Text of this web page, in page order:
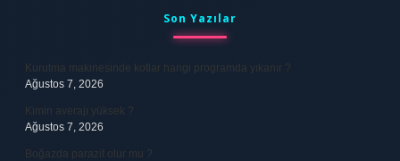
Son Yazılar
Kurutma makinesinde kotlar hangi programda yıkanır ?
Ağustos 7, 2026
Kimin averajı yüksek ?
Ağustos 7, 2026
Boğazda parazit olur mu ?